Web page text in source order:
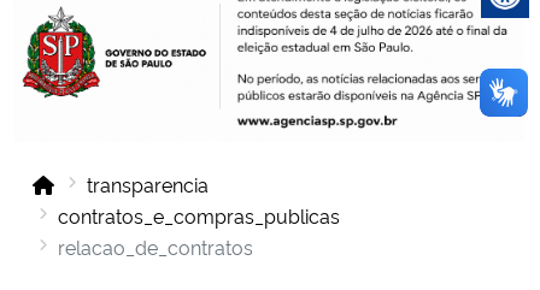
transparencia
contratos_e_compras_publicas
relacao_de_contratos